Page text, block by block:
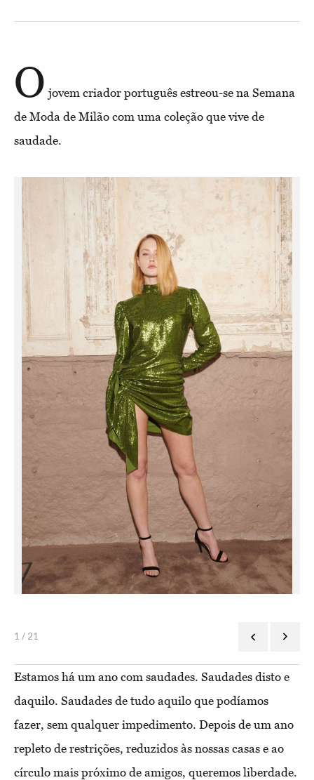
O jovem criador português estreou-se na Semana
de Moda de Milão com uma coleção que vive de
saudade.
1 / 21
Estamos há um ano com saudades. Saudades disto e
daquilo. Saudades de tudo aquilo que podíamos
fazer, sem qualquer impedimento. Depois de um ano
repleto de restrições, reduzidos às nossas casas e ao
círculo mais próximo de amigos, queremos liberdade.